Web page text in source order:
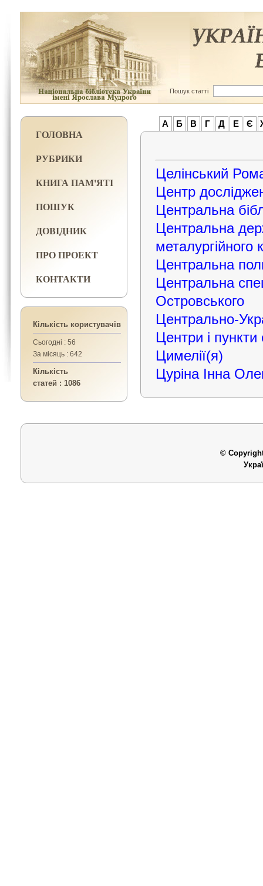
Пошук статті
ГОЛОВНА
РУБРИКИ
КНИГА ПАМ'ЯТІ
ПОШУК
ДОВІДНИК
ПРО ПРОЕКТ
КОНТАКТИ
Кількість користувачів
Сьогодні : 56
За місяць : 642
Кількість
статей : 1086
А Б В Г Д Е Є
Целінський
Центр
Центральна
Центральна
металургійного
Центральна
Центральна
Островського
Центрально-
Центри і пункти
Цимелії(я)
Цуріна Інна
©